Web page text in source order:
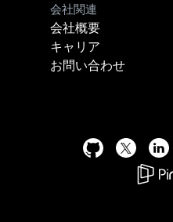
会社関連
会社概要
キャリア
お問い合わせ